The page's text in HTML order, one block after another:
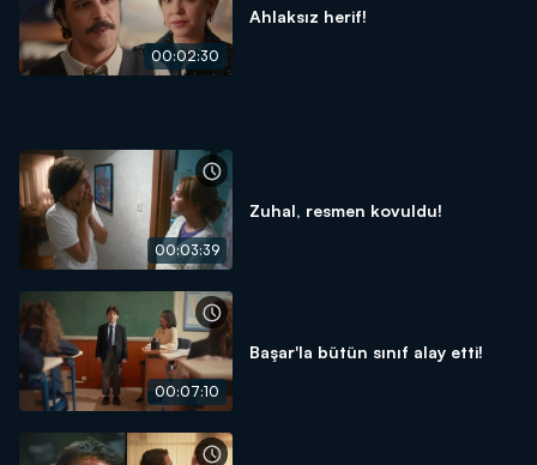
00:02:30
Ahlaksız herif!
00:03:39
Zuhal, resmen kovuldu!
00:07:10
Başar'la bütün sınıf alay etti!